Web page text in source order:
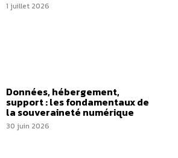
1 juillet 2026
Données, hébergement,
support : les fondamentaux de
la souveraineté numérique
30 juin 2026